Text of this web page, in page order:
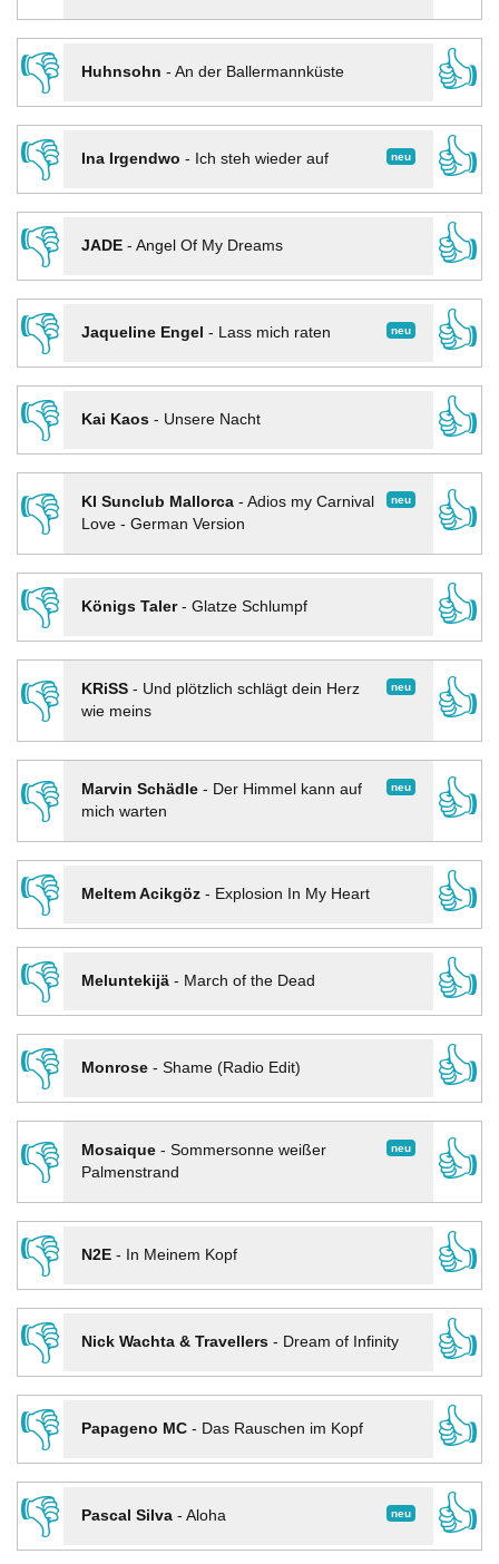
👎
Huhnsohn - An der Ballermannküste
👍
👎
neu
Ina Irgendwo - Ich steh wieder auf
👍
👎
JADE- Angel Of My Dreams
👍
👎
neu
Jaqueline Engel - Lass mich raten
👍
👎
Kai Kaos- Unsere Nacht
👍
👎
neu
KI Sunclub Mallorca- Adios my Carnival
Love - German Version
👍
👎
Königs Taler- Glatze Schlumpf
👍
👎
neu
KRiSS- Und plötzlich schlägt dein Herz
wie meins
👍
👎 neu
Marvin Schädle- Der Himmel kann auf
mich warten
👍
👎
Meltem Acikgöz- Explosion In My Heart
👍
👎
Meluntekijä- March of the Dead
👍
👎
Monrose- Shame (Radio Edit)
👍
👎
neu
Mosaique- Sommersonne weißer
Palmenstrand
👍
👎
N2E- In Meinem Kopf
👍
👎
Nick Wachta & Travellers- Dream of Infinity
👍
👎
Papageno MC- Das Rauschen im Kopf
👍
👎
neu
Pascal Silva- Aloha
👍